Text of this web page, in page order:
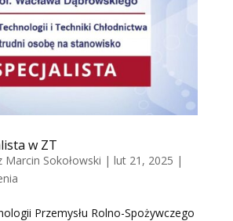
w ZT
Marcin Sokołowski | lut 21, 2025 |
Przemysłu Rolno-Spożywczego